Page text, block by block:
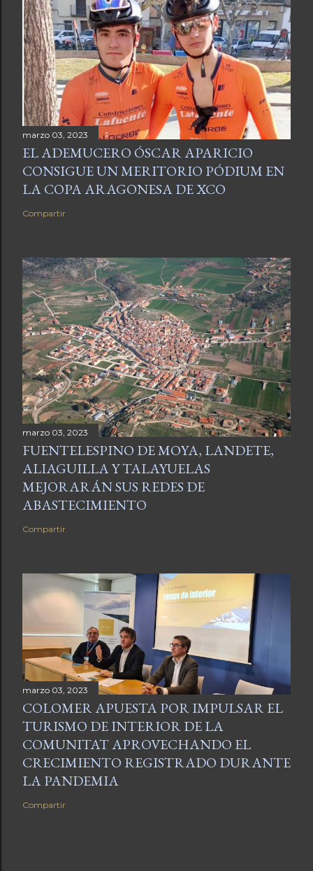
marzo 03, 2023
EL ADEMUCERO ÓSCAR APARICIO
CONSIGUE UN MERITORIO PÓDIUM EN
LA COPA ARAGONESA DE XCO
Compartir
marzo 03, 2023
FUENTELESPINO DE MOYA, LANDETE,
ALIAGUILLA Y TALAYUELAS
MEJORARÁN SUS REDES DE
ABASTECIMIENTO
Compartir
marzo 03, 2023
COLOMER APUESTA POR IMPULSAR EL
TURISMO DE INTERIOR DE LA
COMUNITAT APROVECHANDO EL
CRECIMIENTO REGISTRADO DURANTE
LA PANDEMIA
Compartir